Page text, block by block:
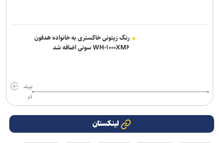
رنگ زیتونی خاکستری به خانواده هدفون
WH-۱۰۰۰XM۶ سونی اضافه شد
بیش
تر
لینکستان